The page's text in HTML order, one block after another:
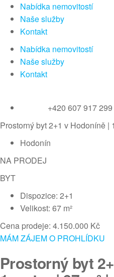
Nabídka nemovitostí
Naše služby
Kontakt
Nabídka nemovitostí
Naše služby
Kontakt
+420 607 917 299
Prostorný byt 2+1 v Hodoníně |
Hodonín
NA PRODEJ
BYT
Dispozice: 2+1
Velikost: 67 m²
Cena prodeje: 4.150.000 Kč
MÁM ZÁJEM O PROHLÍDKU
Prostorný byt